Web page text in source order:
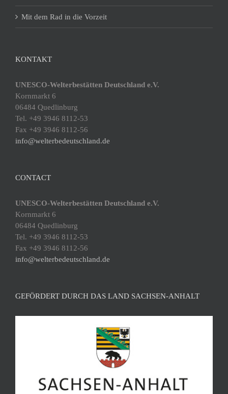
Mit dem Rad in die Vorzeit
KONTAKT
UNESCO-Welterbestätten Deutschland e.V.
Kornmarkt 6
06484 Quedlinburg
Tel. +49 3946 8112-53
Fax +49 3946 8112-56
info@welterbedeutschland.de
CONTACT
UNESCO-Welterbestätten Deutschland e.V.
Kornmarkt 6
06484 Quedlinburg
Tel. +49 3946 8112-53
Fax +49 3946 8112-56
info@welterbedeutschland.de
GEFÖRDERT DURCH DAS LAND SACHSEN-ANHALT